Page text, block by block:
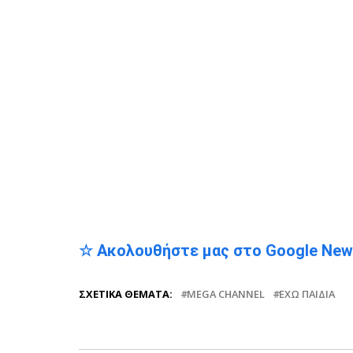
☆ Ακολουθήστε μας στο Google
ΣΧΕΤΙΚΆ ΘΈΜΑΤΑ: MEGA CHANNEL ΈΧΩ ΠΑΙΔΙΆ